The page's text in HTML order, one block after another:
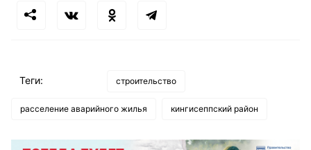
Теги: строительство
расселение аварийного жилья кингисеппский район